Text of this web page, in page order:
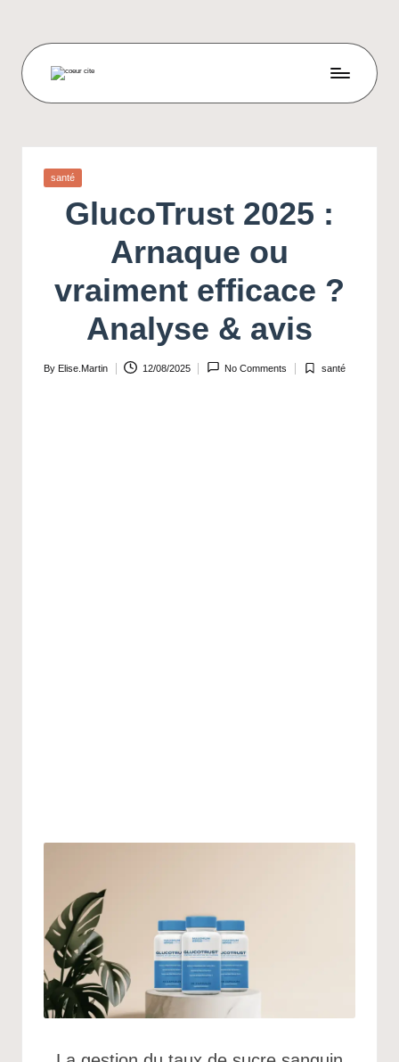
E
U
R
T
Posted
in
santé
GlucoTrust 2025 :
Arnaque ou
vraiment efficace ?
Analyse & avis
Posted
By Elise.Martin 12/08/2025 No Comments
Posted
santé